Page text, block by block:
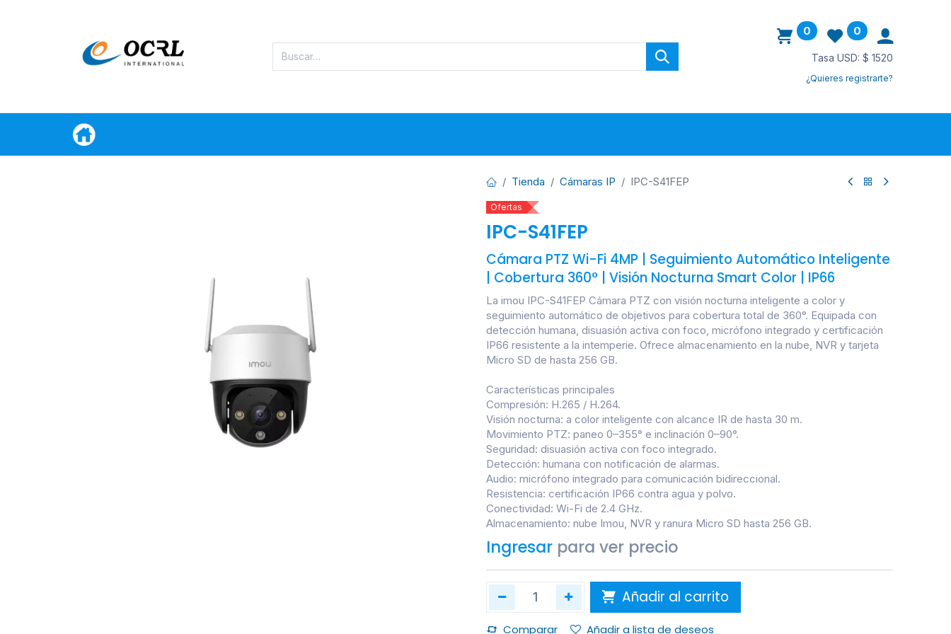
0 0
Tasa USD: $ 1520
¿Quieres registrarte?
Tienda Cámaras IP IPC-S41FEP
Ofertas
IPC-S41FEP
Cámara PTZ Wi-Fi 4MP | Seguimiento Automático Inteligente
| Cobertura 360° | Visión Nocturna Smart Color | IP66
La imou IPC-S41FEP Cámara PTZ con visión nocturna inteligente a color y
seguimiento automático de objetivos para cobertura total de 360°. Equipada con
detección humana, disuasión activa con foco, micrófono integrado y certificación
IP66 resistente a la intemperie. Ofrece almacenamiento en la nube, NVR y tarjeta
Micro SD de hasta 256 GB.
Características principales
Compresión: H.265 / H.264.
Visión nocturna: a color inteligente con alcance IR de hasta 30 m.
Movimiento PTZ: paneo 0–355° e inclinación 0–90°.
Seguridad: disuasión activa con foco integrado.
Detección: humana con notificación de alarmas.
Audio: micrófono integrado para comunicación bidireccional.
Resistencia: certificación IP66 contra agua y polvo.
Conectividad: Wi-Fi de 2.4 GHz.
Almacenamiento: nube Imou, NVR y ranura Micro SD hasta 256 GB.
Ingresar para ver precio
Añadir al carrito
Comparar Añadir a lista de deseos